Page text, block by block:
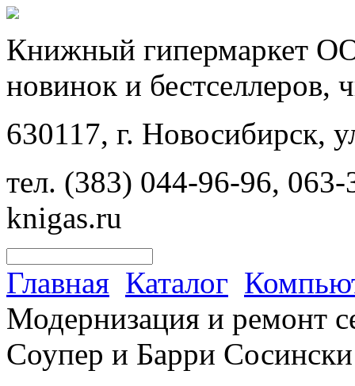
Книжный гипермаркет
новинок и бестселлеров,
630117, г. Новосибирск,
тел. (383) 044-96-96,
knigas.ru
Главная Каталог
Модернизация и ремонт
Соупер и Барри Сосински